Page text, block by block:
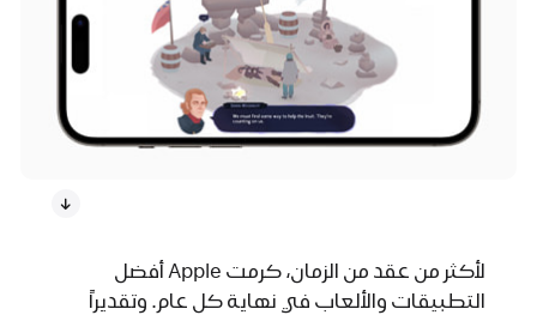
لأكثر من عقد من الزمان، كرمت Apple أفضل
التطبيقات والألعاب في نهاية كل عام. وتقديراً